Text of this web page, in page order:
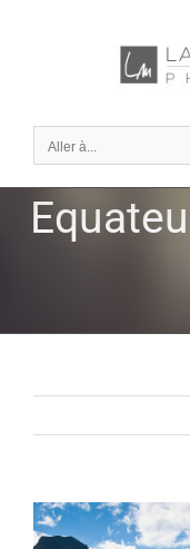
Aller à...
View
Larger